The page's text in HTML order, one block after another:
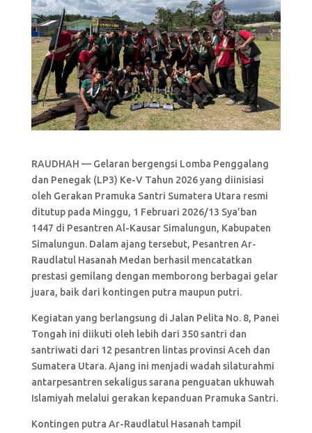
RAUDHAH — Gelaran bergengsi Lomba Penggalang
dan Penegak (LP3) Ke-V Tahun 2026 yang diinisiasi
oleh Gerakan Pramuka Santri Sumatera Utara resmi
ditutup pada Minggu, 1 Februari 2026/13 Sya’ban
1447 di Pesantren Al-Kausar Simalungun, Kabupaten
Simalungun. Dalam ajang tersebut, Pesantren Ar-
Raudlatul Hasanah Medan berhasil mencatatkan
prestasi gemilang dengan memborong berbagai gelar
juara, baik dari kontingen putra maupun putri.
Kegiatan yang berlangsung di Jalan Pelita No. 8, Panei
Tongah ini diikuti oleh lebih dari 350 santri dan
santriwati dari 12 pesantren lintas provinsi Aceh dan
Sumatera Utara. Ajang ini menjadi wadah silaturahmi
antarpesantren sekaligus sarana penguatan ukhuwah
Islamiyah melalui gerakan kepanduan Pramuka Santri.
Kontingen putra Ar-Raudlatul Hasanah tampil